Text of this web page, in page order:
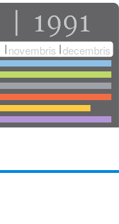
novembris decembris